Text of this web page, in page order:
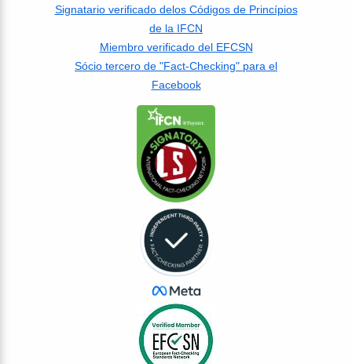
Signatario verificado delos Códigos de Princípios
de la IFCN
Miembro verificado del EFCSN
Sócio tercero de "Fact-Checking" para el
Facebook